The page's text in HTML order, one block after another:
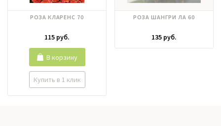
РОЗА КЛАРЕНС 70
115 руб.
Купить в 1 клик
В корзину
РОЗА ШАНГРИ ЛА 60
135 руб.